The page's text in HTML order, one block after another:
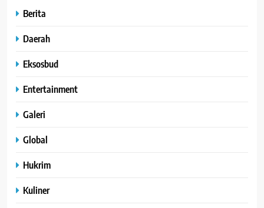
Berita
Daerah
Eksosbud
Entertainment
Galeri
Global
Hukrim
Kuliner